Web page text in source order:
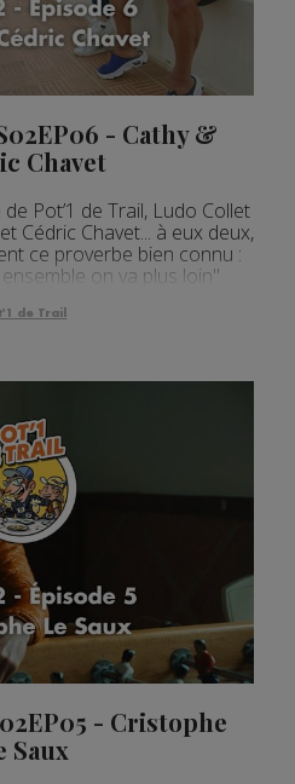
- Cathy &
Chavet
Pot’1 de Trail, Ludo Collet
Cédric Chavet... à eux deux,
ce proverbe bien connu :
on va plus loin".
de Trail
- Cristophe
Saux